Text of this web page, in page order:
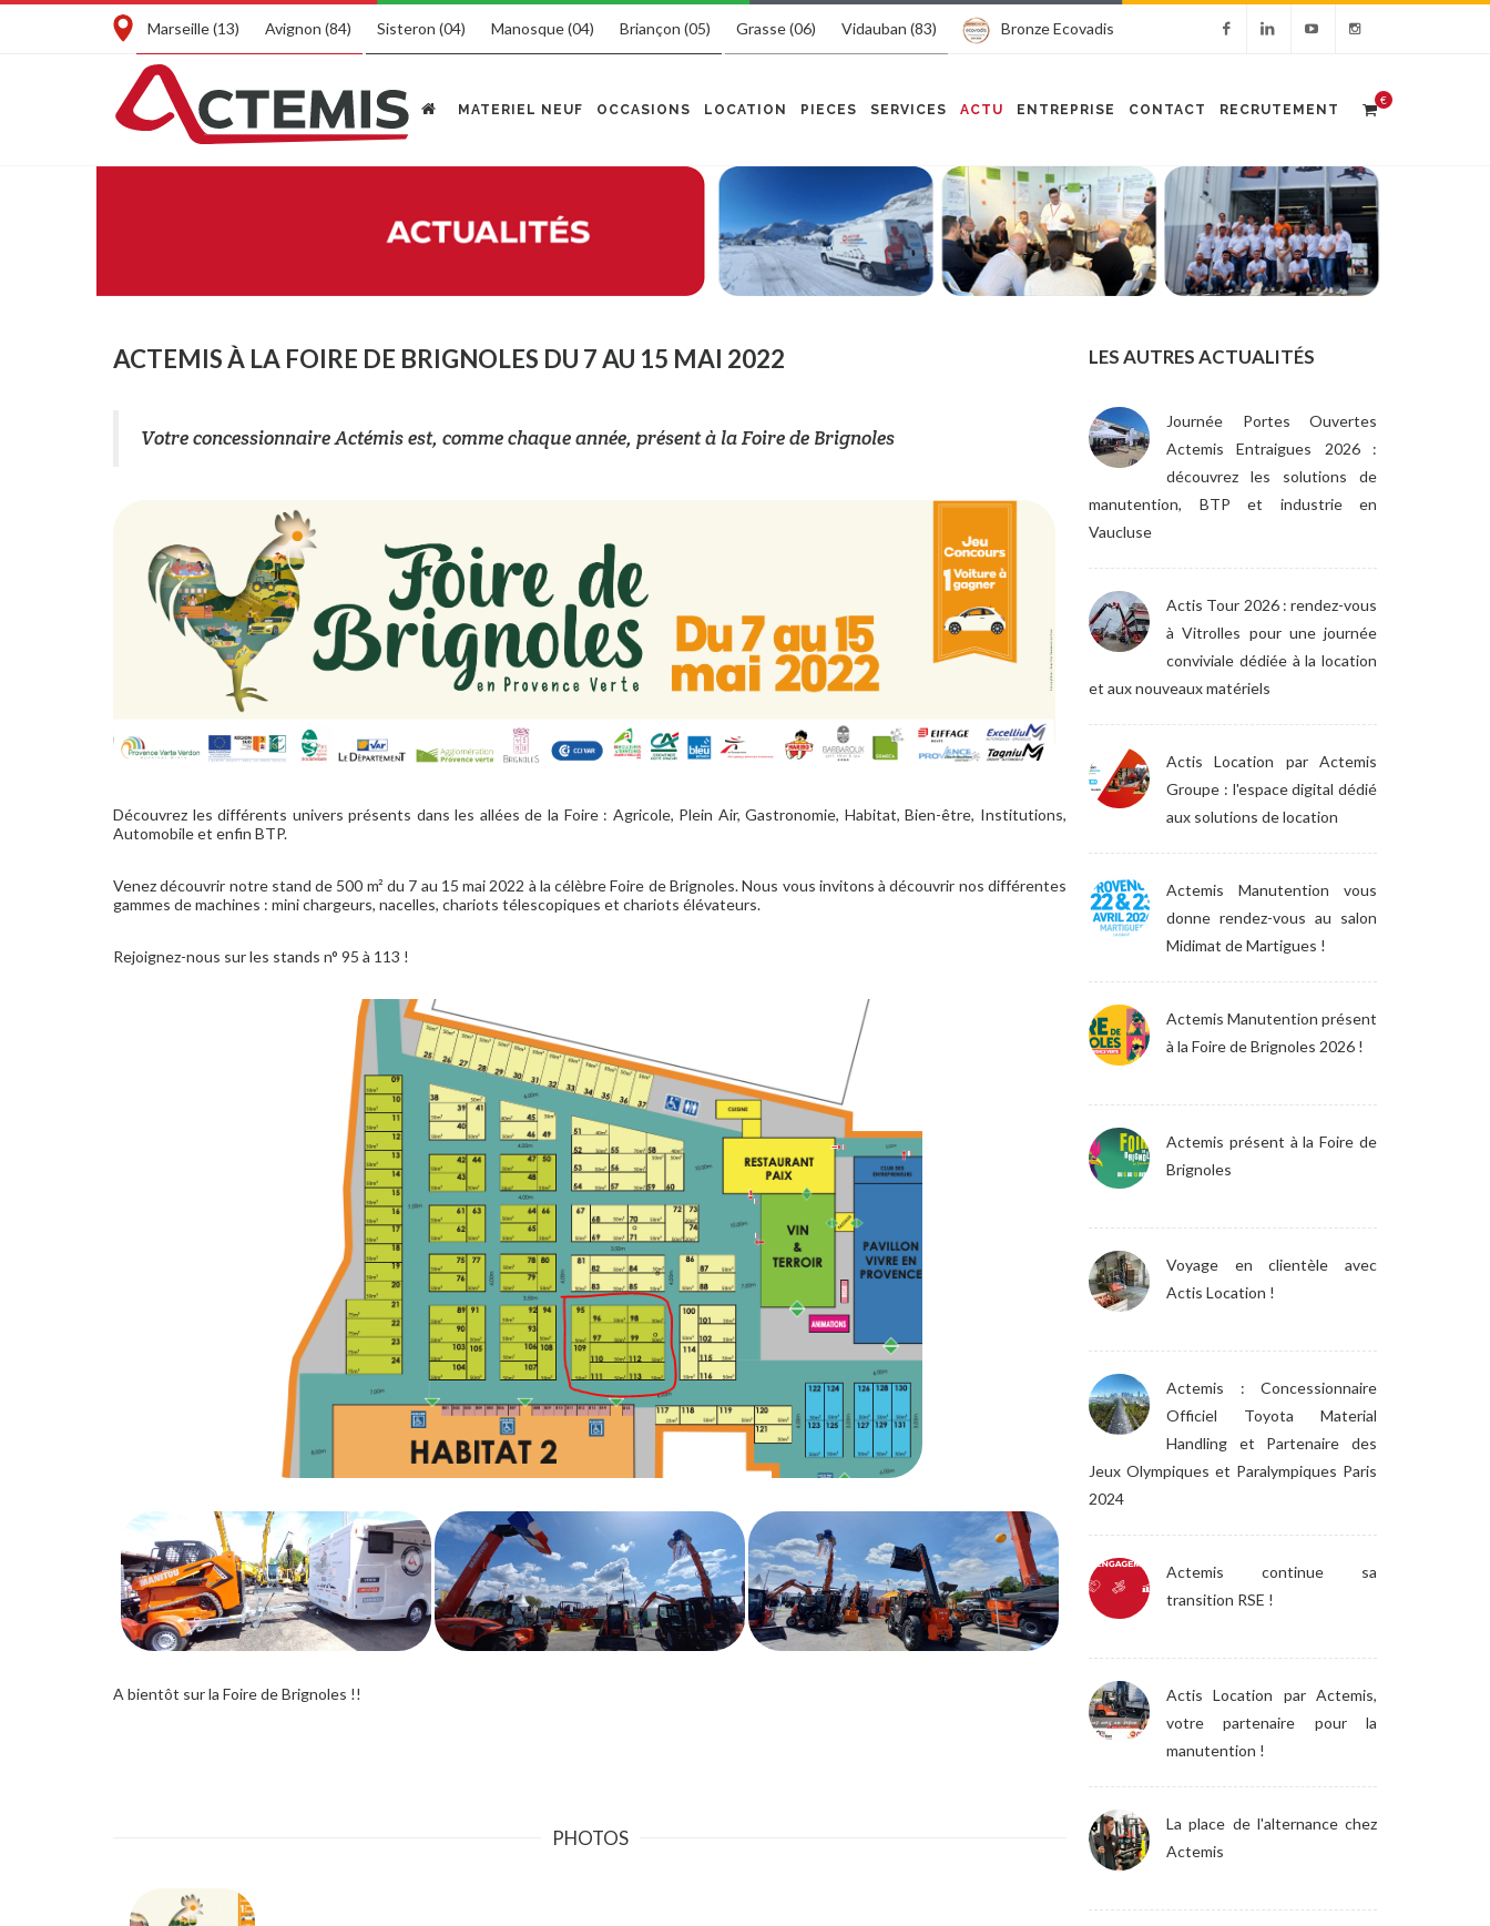
Marseille (13) Avignon (84) Sisteron (04) Manosque (04) Briançon (05) Grasse (06) Vidauban (83) Bronze Ecovadis
MATERIEL NEUF OCCASIONS LOCATION PIECES SERVICES ACTU ENTREPRISE CONTACT RECRUTEMENT
€
ACTEMIS À LA FOIRE DE BRIGNOLES DU 7 AU 15 MAI 2022
Votre concessionnaire Actémis est, comme chaque année, présent à la Foire de Brignoles
Découvrez les différents univers présents dans les allées de la Foire : Agricole, Plein Air, Gastronomie, Habitat, Bien-être, Institutions,
Automobile et enfin BTP.
Venez découvrir notre stand de 500 m² du 7 au 15 mai 2022 à la célèbre Foire de Brignoles. Nous vous invitons à découvrir nos différentes
gammes de machines : mini chargeurs, nacelles, chariots télescopiques et chariots élévateurs.
Rejoignez-nous sur les stands n° 95 à 113 !
A bientôt sur la Foire de Brignoles !!
PHOTOS
LES AUTRES ACTUALITÉS
Journée Portes Ouvertes
Actemis Entraigues 2026 :
découvrez les solutions de
manutention, BTP et industrie en
Vaucluse
Actis Tour 2026 : rendez-vous
à Vitrolles pour une journée
conviviale dédiée à la location
et aux nouveaux matériels
Actis Location par Actemis
Groupe : l'espace digital dédié
aux solutions de location
Actemis Manutention vous
donne rendez-vous au salon
Midimat de Martigues !
Actemis Manutention présent
à la Foire de Brignoles 2026 !
Actemis présent à la Foire de
Brignoles
Voyage en clientèle avec
Actis Location !
Actemis : Concessionnaire
Officiel Toyota Material
Handling et Partenaire des
Jeux Olympiques et Paralympiques Paris
2024
Actemis continue sa
transition RSE !
Actis Location par Actemis,
votre partenaire pour la
manutention !
La place de l'alternance chez
Actemis